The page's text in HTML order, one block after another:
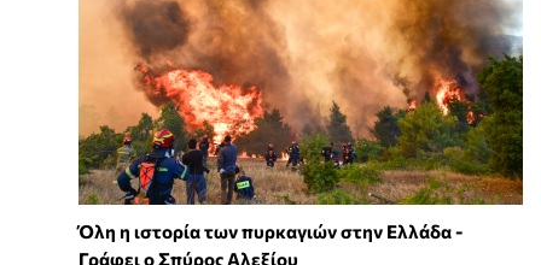
Όλη η ιστορία των πυρκαγιών στην Ελλάδα -
Γράφει ο Σπύρος Αλεξίου